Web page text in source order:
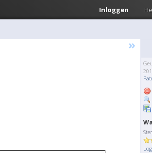
Inloggen
»